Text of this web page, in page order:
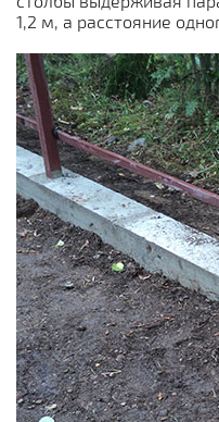
1,2 м, а расстояние